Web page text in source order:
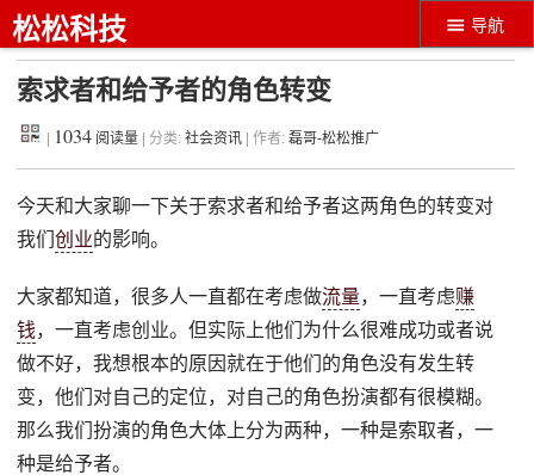
导航
松松科技
索求者和给予者的角色转变
1034 阅读量 | 分类:社会资讯 | 作者:磊哥-松松推广
今天和大家聊一下关于索求者和给予者这两角色的转变对
我们创业的影响。
大家都知道，很多人一直都在考虑做流量，一直考虑赚
钱，一直考虑创业。但实际上他们为什么很难成功或者说
做不好，我想根本的原因就在于他们的角色没有发生转
变，他们对自己的定位，对自己的角色扮演都有很模糊。
那么我们扮演的角色大体上分为两种，一种是索取者，一
种是给予者。